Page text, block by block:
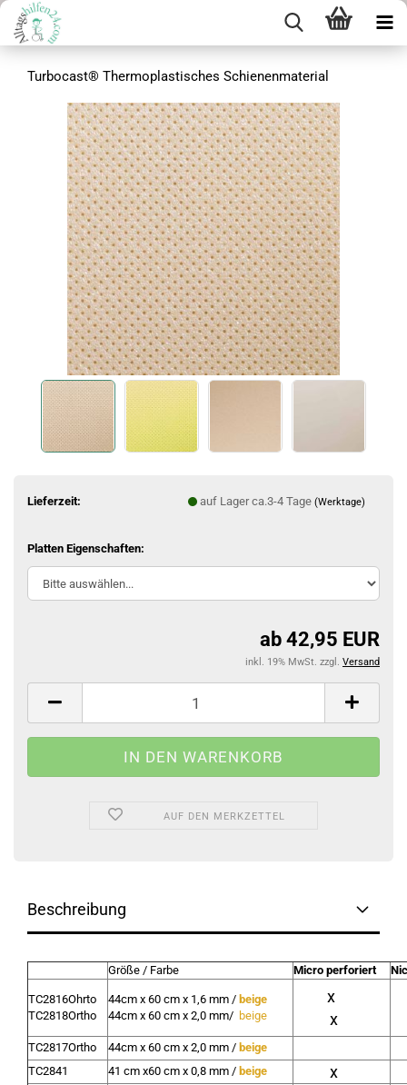
Turbocast® Thermoplastisches Schienenmaterial
Lieferzeit: auf Lager ca.3-4 Tage (Werktage)
Platten Eigenschaften:
ab 42,95 EUR
inkl. 19% MwSt. zzgl. Versand
AUF DEN MERKZETTEL
Beschreibung
Größe / Farbe Micro perforiert
TC2816Ohrto
TC2818Ortho
44cm x 60 cm x 1,6 mm / beige
44cm x 60 cm x 2,0 mm/ beige
x
x
TC2817Ortho 44cm x 60 cm x 2,0 mm / beige
TC2841
41 cm x60 cm x 0,8 mm / beige x